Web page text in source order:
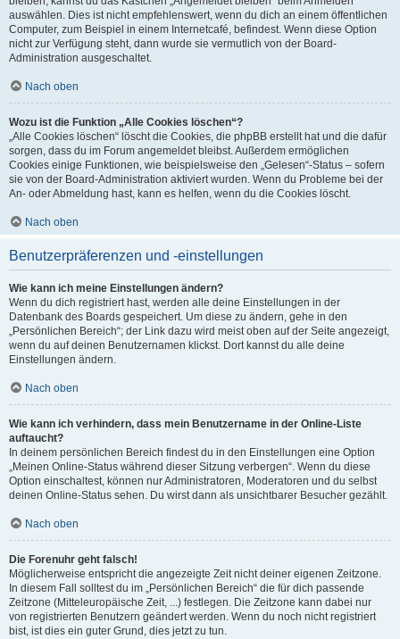
auswählen. Dies ist nicht empfehlenswert, wenn du dich an einem öffentlichen
Computer, zum Beispiel in einem Internetcafé, befindest. Wenn diese Option
nicht zur Verfügung steht, dann wurde sie vermutlich von der Board-
Administration ausgeschaltet.
Nach oben
Wozu ist die Funktion „Alle Cookies löschen“?
„Alle Cookies löschen“ löscht die Cookies, die phpBB erstellt hat und die dafür
sorgen, dass du im Forum angemeldet bleibst. Außerdem ermöglichen
Cookies einige Funktionen, wie beispielsweise den „Gelesen“-Status – sofern
sie von der Board-Administration aktiviert wurden. Wenn du Probleme bei der
An- oder Abmeldung hast, kann es helfen, wenn du die Cookies löscht.
Nach oben
Benutzerpräferenzen und -einstellungen
Wie kann ich meine Einstellungen ändern?
Wenn du dich registriert hast, werden alle deine Einstellungen in der
Datenbank des Boards gespeichert. Um diese zu ändern, gehe in den
„Persönlichen Bereich“; der Link dazu wird meist oben auf der Seite angezeigt,
wenn du auf deinen Benutzernamen klickst. Dort kannst du alle deine
Einstellungen ändern.
Nach oben
Wie kann ich verhindern, dass mein Benutzername in der Online-Liste
auftaucht?
In deinem persönlichen Bereich findest du in den Einstellungen eine Option
„Meinen Online-Status während dieser Sitzung verbergen“. Wenn du diese
Option einschaltest, können nur Administratoren, Moderatoren und du selbst
deinen Online-Status sehen. Du wirst dann als unsichtbarer Besucher gezählt.
Nach oben
Die Forenuhr geht falsch!
Möglicherweise entspricht die angezeigte Zeit nicht deiner eigenen Zeitzone.
In diesem Fall solltest du im „Persönlichen Bereich“ die für dich passende
Zeitzone (Mitteleuropäische Zeit, ...) festlegen. Die Zeitzone kann dabei nur
von registrierten Benutzern geändert werden. Wenn du noch nicht registriert
bist, ist dies ein guter Grund, dies jetzt zu tun.